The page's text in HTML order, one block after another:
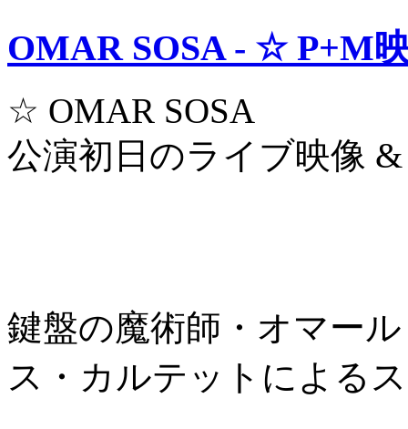
OMAR SOSA - ☆ P+M
☆ OMAR SOSA
公演初日のライブ映像
鍵盤の魔術師・オマー
ス・カルテットによる